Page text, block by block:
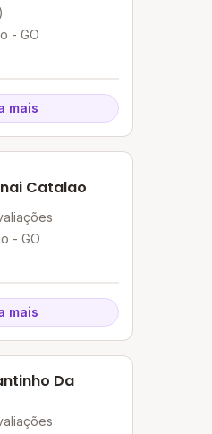
- GO
mais
Catalao
- GO
mais
Da